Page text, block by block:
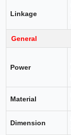
Linkage
General
Power
Material
Dimension